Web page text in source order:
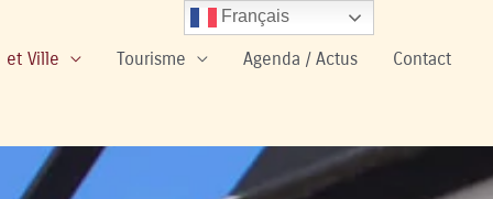
et Ville Tourisme Agenda / Actus Contact
Français